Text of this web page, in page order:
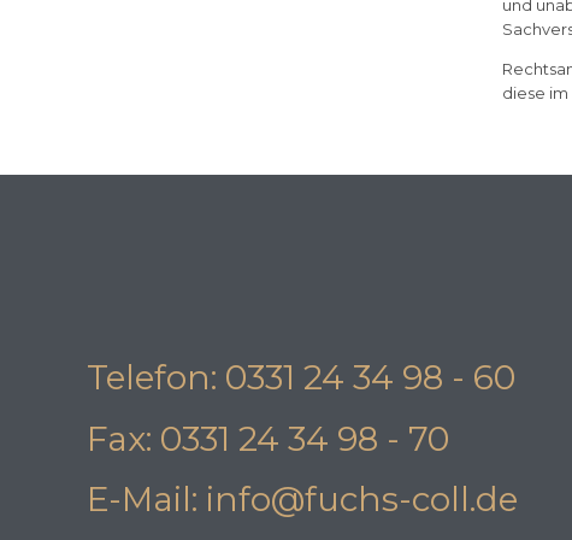
und
diese im
Telefon: 0331 24 34 98 - 60
Fax: 0331 24 34 98 - 70
E-Mail: info@fuchs-coll.de